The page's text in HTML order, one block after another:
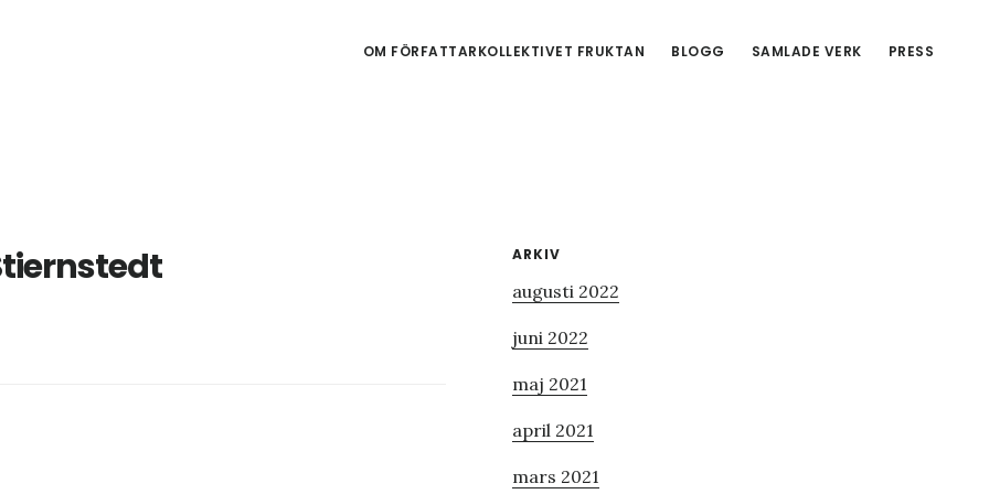
OM FÖRFATTARKOLLEKTIVET FRUKTAN BLOGG SAMLADE VERK PRESS
Primärt
sidofält
ARKIV
augusti 2022
juni 2022
maj 2021
april 2021
mars 2021